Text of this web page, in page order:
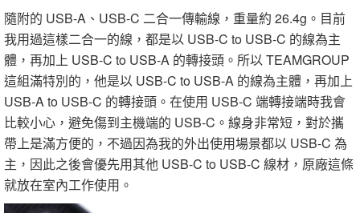
隨附的 USB-A、USB-C 二合一傳輸線，重量約 26.4g。目前
我用過這樣二合一的線，都是以 USB-C to USB-C 的線為主
體，再加上 USB-C to USB-A 的轉接頭。所以 TEAMGROUP
這組滿特別的，他是以 USB-C to USB-A 的線為主體，再加上
USB-A to USB-C 的轉接頭。在使用 USB-C 端轉接端時我會
比較小心，避免傷到主機端的 USB-C。線身非常短，對於攜
帶上是滿方便的，不過因為我的外出使用場景都以 USB-C 為
主，因此之後會優先用其他 USB-C to USB-C 線材，原廠這條
就放在室內工作使用。